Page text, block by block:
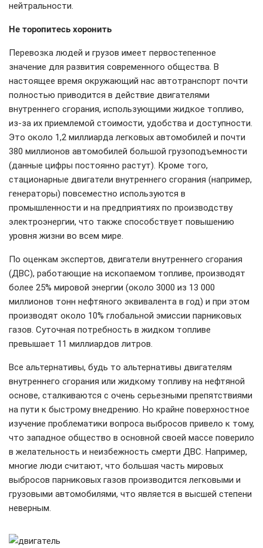
нейтральности.
Не торопитесь хоронить
Перевозка людей и грузов имеет первостепенное
значение для развития современного общества. В
настоящее время окружающий нас автотранспорт почти
полностью приводится в действие двигателями
внутреннего сгорания, использующими жидкое топливо,
из-за их приемлемой стоимости, удобства и доступности.
Это около 1,2 миллиарда легковых автомобилей и почти
380 миллионов автомобилей большой грузоподъемности
(данные цифры постоянно растут). Кроме того,
стационарные двигатели внутреннего сгорания (например,
генераторы) повсеместно используются в
промышленности и на предприятиях по производству
электроэнергии, что также способствует повышению
уровня жизни во всем мире.
По оценкам экспертов, двигатели внутреннего сгорания
(ДВС), работающие на ископаемом топливе, производят
более 25% мировой энергии (около 3000 из 13 000
миллионов тонн нефтяного эквивалента в год) и при этом
производят около 10% глобальной эмиссии парниковых
газов. Суточная потребность в жидком топливе
превышает 11 миллиардов литров.
Все альтернативы, будь то альтернативы двигателям
внутреннего сгорания или жидкому топливу на нефтяной
основе, сталкиваются с очень серьезными препятствиями
на пути к быстрому внедрению. Но крайне поверхностное
изучение проблематики вопроса выбросов привело к тому,
что западное общество в основной своей массе поверило
в желательность и неизбежность смерти ДВС. Например,
многие люди считают, что большая часть мировых
выбросов парниковых газов производится легковыми и
грузовыми автомобилями, что является в высшей степени
неверным.